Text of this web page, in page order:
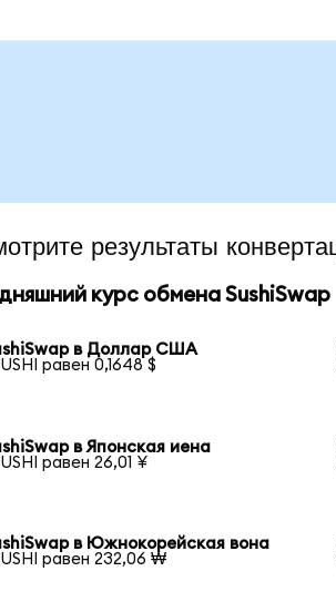
результаты
курс обмена SushiSwap
в Доллар США
равен 0,1648 $
в Японская иена
равен 26,01 ¥
в Южнокорейская вона
равен 232,06 ₩